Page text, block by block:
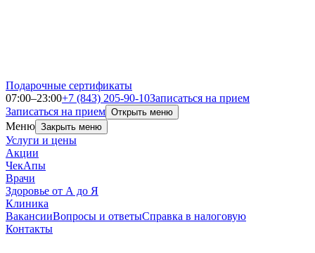
Подарочные сертификаты
07:00–23:00+7 (843) 205-90-10Записаться на прием
Записаться на прием Открыть меню
Меню Закрыть меню
Услуги и цены
Акции
ЧекАпы
Врачи
Здоровье от А до Я
Клиника
ВакансииВопросы и ответыСправка в налоговую
Контакты